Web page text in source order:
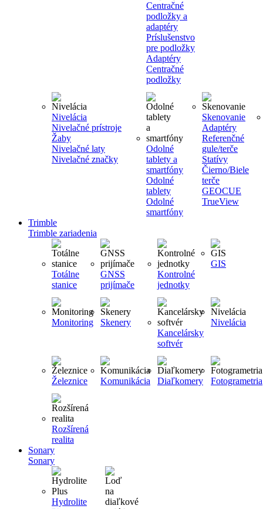
Centračné
podložky a
adaptéry
Príslušenstvo
pre podložky
Adaptéry
Centračné
podložky
Nivelácia
Nivelačné prístroje
Žaby
Nivelačné laty
Nivelačné značky
Odolné
tablety a
smartfóny
Odolné
tablety
Odolné
smartfóny
Skenovanie
Adaptéry
Referenčné
gule/terče
Statívy
Čierno/Biele
terče
GEOCUE
TrueView
Trimble
Trimble zariadenia
Totálne
stanice
GNSS
prijímače
Kontrolné
jednotky
GIS
Monitoring
Skenery
Kancelársky
softvér
Nivelácia
Železnice Komunikácia Diaľkomery Fotogrametria
Rozšírená
realita
Sonary
Sonary
Hydrolite